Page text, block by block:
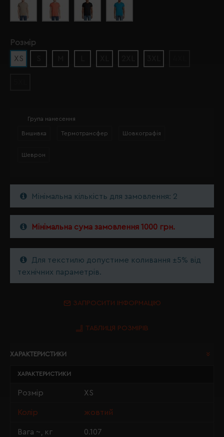
Розмір
XS
Група нанесення
Вишивка Термотрансфер Шовкографія
Шеврон
Мінімальна кількість для замовлення: 2
Мінімальна сума замовлення 1000 грн.
Для текстилю допустиме коливання ±5% від
технічних параметрів.
ЗАПРОСИТИ ІНФОРМАЦІЮ
ТАБЛИЦЯ РОЗМІРІВ
ХАРАКТЕРИСТИКИ
ХАРАКТЕРИСТИКИ
Розмір XS
Колір жовтий
Вага ~, кг 0.107